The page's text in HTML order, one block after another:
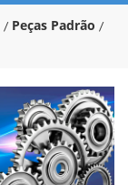
Peças Padrão